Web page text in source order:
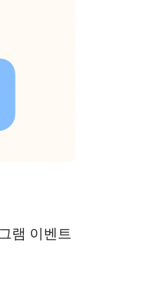
램 이벤트